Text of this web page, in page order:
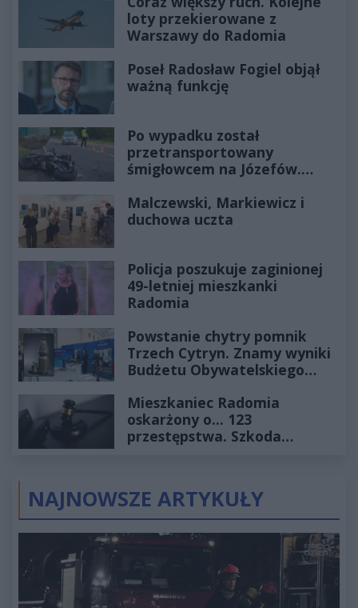
loty przekierowane z
Warszawy do Radomia
Poseł Radosław Fogiel objął
ważną funkcję
Po wypadku został
przetransportowany
śmigłowcem na Józefów.
Malczewski, Markiewicz i
duchowa uczta
Policja poszukuje zaginionej
49-letniej mieszkanki
Radomia
Powstanie chytry pomnik
Trzech Cytryn. Znamy wyniki
Budżetu Obywatelskiego
Mieszkaniec Radomia
oskarżony o... 123
przestępstwa. Szkoda
NAJNOWSZE ARTYKUŁY